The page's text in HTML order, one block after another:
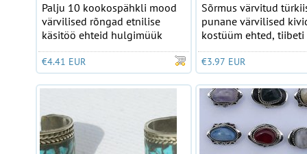
Palju 10 kookospähkli mood
värvilised rõngad etnilise
käsitöö ehteid hulgimüük
€4.41 EUR
Sõrmus värvitud
punane värvilised
kostüüm ehted, tiibeti
€3.97 EUR